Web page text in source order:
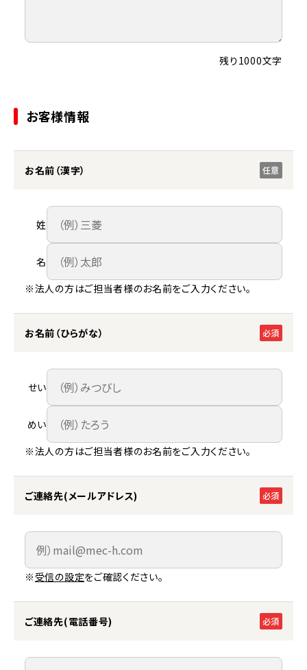
残り1000文字
お客様情報
お名前（漢字） 任意
姓
名
※法人の方はご担当者様のお名前をご入力ください。
お名前（ひらがな） 必須
せい
めい
※法人の方はご担当者様のお名前をご入力ください。
ご連絡先(メールアドレス) 必須
※ 受信の設定をご確認ください。
ご連絡先(電話番号) 必須